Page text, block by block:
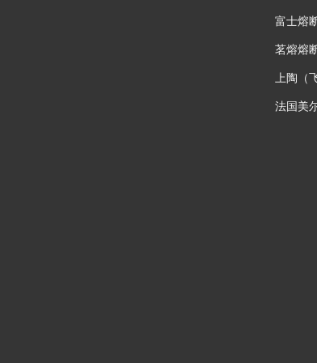
富士熔
茗熔熔
上陶（
法国美